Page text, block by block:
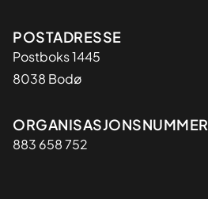
Adresse
POSTADRESSE
Postboks 1445
8038 Bodø
Organisasjon
ORGANISASJONSNUMMER
883 658 752